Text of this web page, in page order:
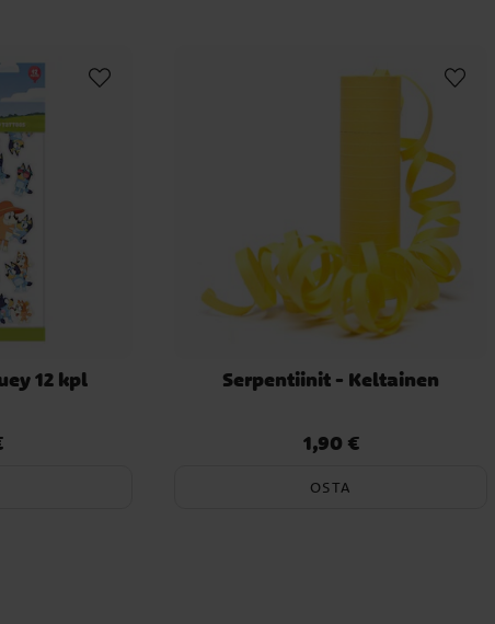
12 kpl
€
Serpentiinit - Keltainen
Hinta:1,90 €
1,90 €
OSTA